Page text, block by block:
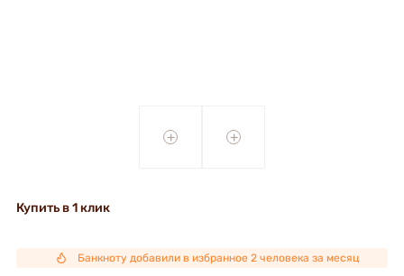
+ +
Купить в 1 клик
Банкноту добавили в избранное 2 человека за месяц